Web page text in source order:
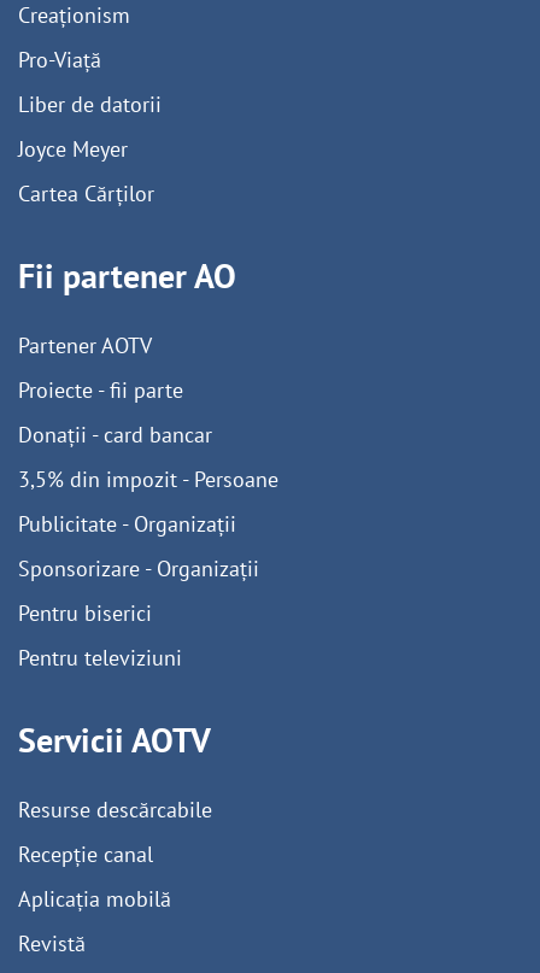
Creaționism
Pro-Viață
Liber de datorii
Joyce Meyer
Cartea Cărților
Fii partener AO
Partener AOTV
Proiecte - fii parte
Donații - card bancar
3,5% din impozit - Persoane
Publicitate - Organizații
Sponsorizare - Organizații
Pentru biserici
Pentru televiziuni
Servicii AOTV
Resurse descărcabile
Recepție canal
Aplicația mobilă
Revistă